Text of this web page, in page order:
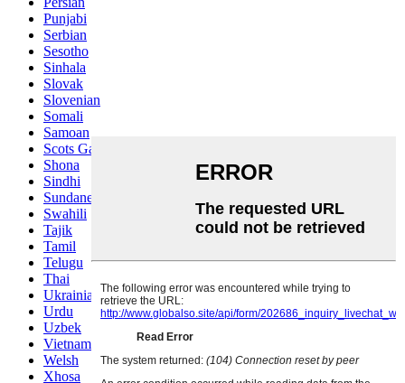
Punjabi
Serbian
Sesotho
Sinhala
Slovak
Slovenian
Somali
Samoan
Scots Gaelic
Shona
Sindhi
Sundanese
Swahili
Tajik
Tamil
Telugu
Thai
Ukrainian
Urdu
Uzbek
Vietnamese
Welsh
Xhosa